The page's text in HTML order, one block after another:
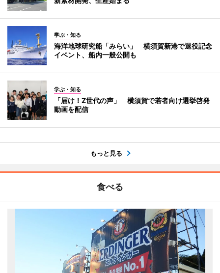
学ぶ・知る
海洋地球研究船「みらい」 横須賀新港で退役記念
イベント、船内一般公開も
学ぶ・知る
「届け！Z世代の声」 横須賀で若者向け選挙啓発
動画を配信
もっと見る
食べる